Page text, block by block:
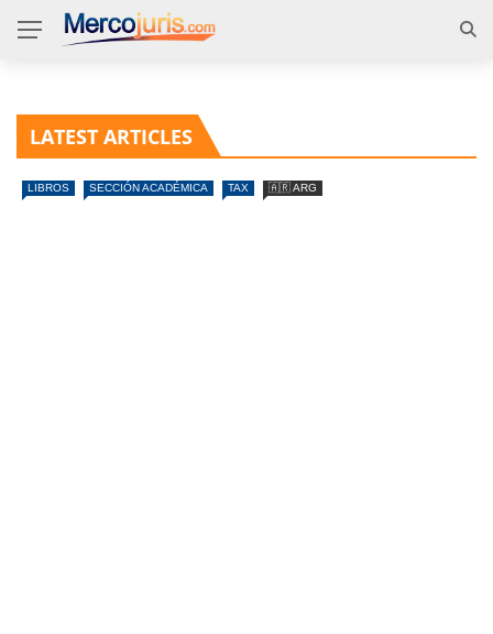
LATEST ARTICLES
LIBROS SECCIÓN ACADÉMICA TAX 🇦🇷 ARG